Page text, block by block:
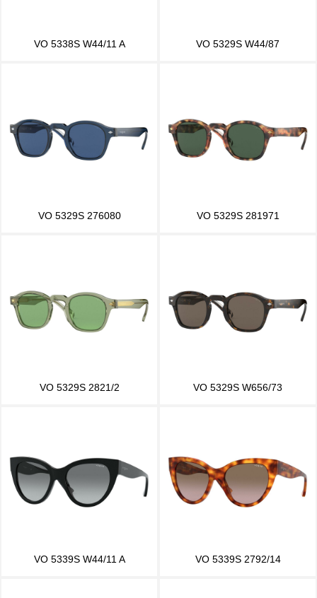
VO 5338S W44/11 A VO 5329S W44/87
VO 5329S 276080 VO 5329S 281971
VO 5329S 2821/2 VO 5329S W656/73
VO 5339S W44/11 A VO 5339S 2792/14